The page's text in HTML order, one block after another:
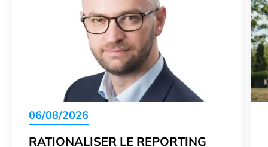
06/08/2026
RATIONALISER LE REPORTING